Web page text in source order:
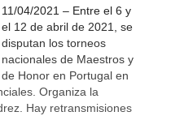
11/04/2021 – Entre el 6 y
el 12 de abril de 2021, se
disputan los torneos
nacionales de Maestros y
de Honor en Portugal en
Organiza la
Hay retransmisiones